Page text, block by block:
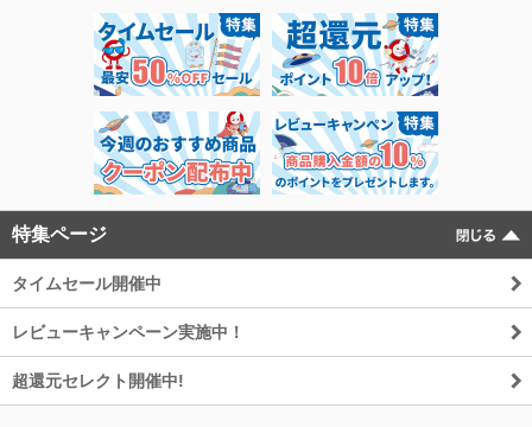
特集ページ
タイムセール開催中
レビューキャンペーン実施中！
超還元セレクト開催中!